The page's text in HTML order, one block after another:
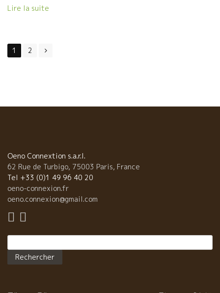
プ。 エモーショナルなワインだ。 色んな意味で飲みごたえのある
Lire la suite
Posts
navigation
1 2
Oeno Connextion s.a.r.l.
62 Rue de Turbigo, 75003 Paris, France
Tel +33 (0)1 49 96 40 20
oeno-connexion.fr
oeno.connexion@gmail.com